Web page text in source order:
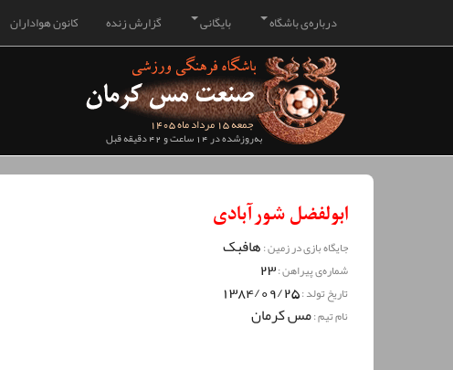
کانون هواداران گزارش زنده بایگانی درباره‌ی باشگاه
جمعه 15 مرداد ماه 1405
به‌روزشده در 14 ساعت و 42 دقیقه قبل
ابولفضل شورآبادی
جایگاه بازی در زمین :هافبک
شماره‌ی پیراهن :23
تاریخ تولد :1384/09/25
نام تیم :مس کرمان